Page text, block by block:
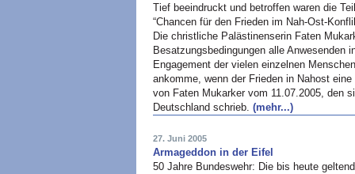
Tief beeindruckt und betroffen waren die
“Chancen für den Frieden im Nah-Ost-
Die christliche Palästinenserin Faten
Besatzungsbedingungen alle
Engagement der vielen einzelnen
ankomme, wenn der Frieden in Nahost
von Faten Mukarker vom 11.07.2005, den
Deutschland schrieb. (mehr...)
27. Juni 2005
Armageddon in der Eifel
50 Jahre Bundeswehr: Die bis heute